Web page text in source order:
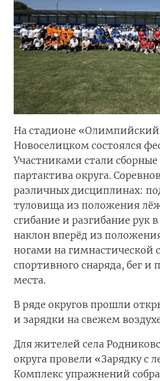
На стадионе
Новоселицком состоялся
Участниками стали
партактива округа.
различных дисциплинах:
туловища из положения
сгибание и разгибание рук
наклон вперёд из
ногами на гимнастической
спортивного снаряда, бег и
места.
В ряде округов прошли
и зарядки на свежем
Для жителей села
округа провели «Зарядку с
Комплекс упражнений